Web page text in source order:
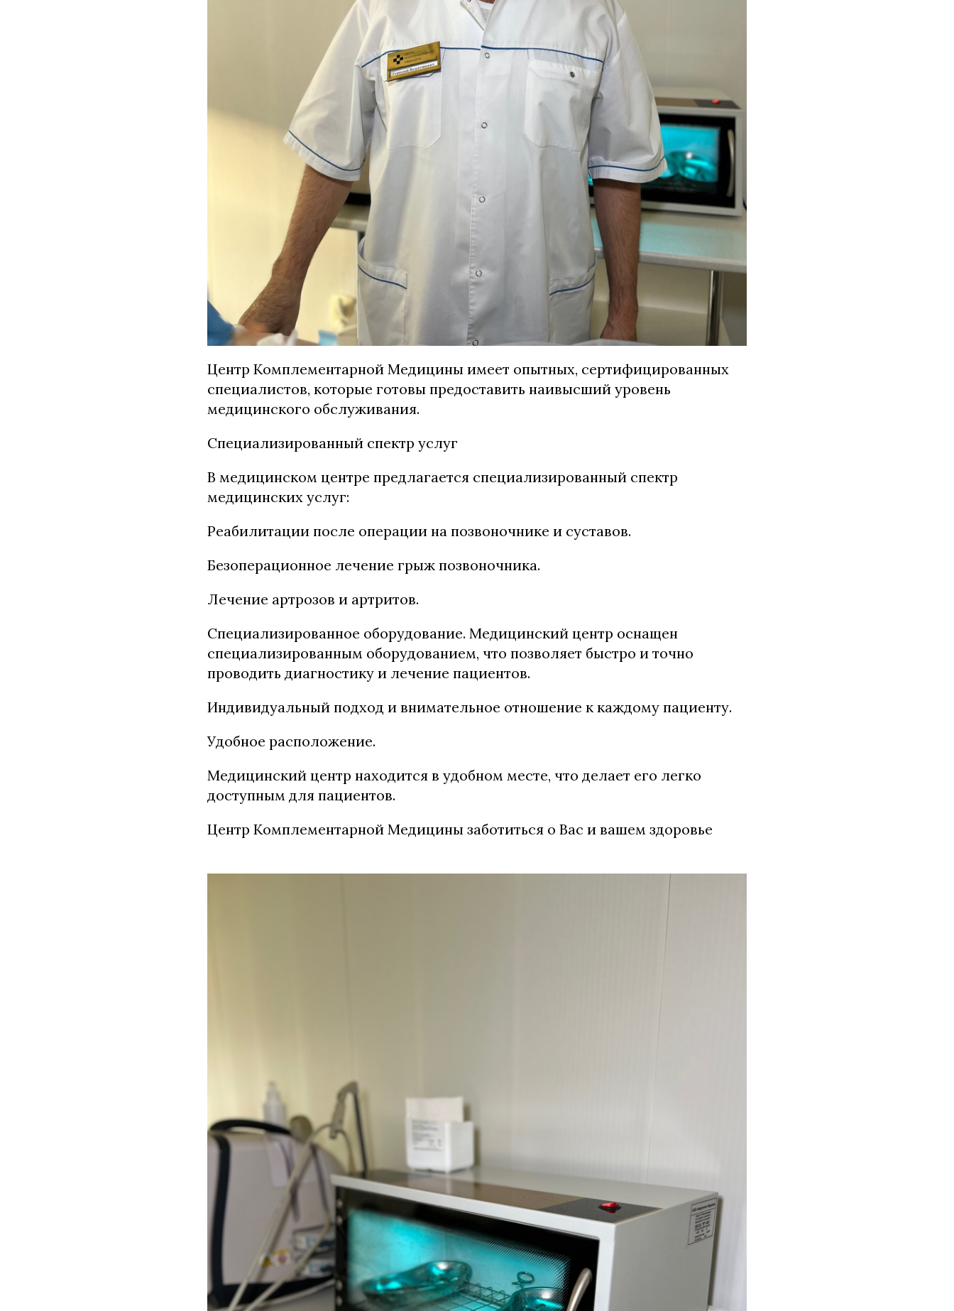
Центр Комплементарной Медицины имеет опытных, сертифицированных
специалистов, которые готовы предоставить наивысший уровень
медицинского обслуживания.
Специализированный спектр услуг
В медицинском центре предлагается специализированный спектр
медицинских услуг:
Реабилитации после операции на позвоночнике и суставов.
Безоперационное лечение грыж позвоночника.
Лечение артрозов и артритов.
Специализированное оборудование. Медицинский центр оснащен
специализированным оборудованием, что позволяет быстро и точно
проводить диагностику и лечение пациентов.
Индивидуальный подход и внимательное отношение к каждому пациенту.
Удобное расположение.
Медицинский центр находится в удобном месте, что делает его легко
доступным для пациентов.
Центр Комплементарной Медицины заботиться о Вас и вашем здоровье